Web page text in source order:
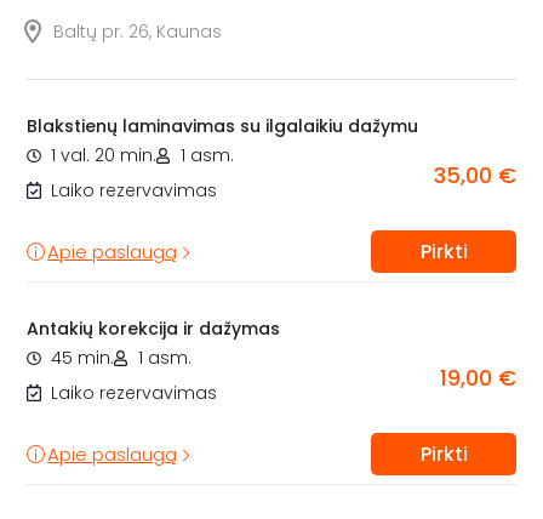
Baltų pr. 26, Kaunas
Blakstienų laminavimas su ilgalaikiu dažymu
1 val. 20 min.
1 asm.
Laiko rezervavimas
35,00 €
Apie paslaugą Pirkti
Antakių korekcija ir dažymas
45 min.
1 asm.
Laiko rezervavimas
19,00 €
Apie paslaugą Pirkti